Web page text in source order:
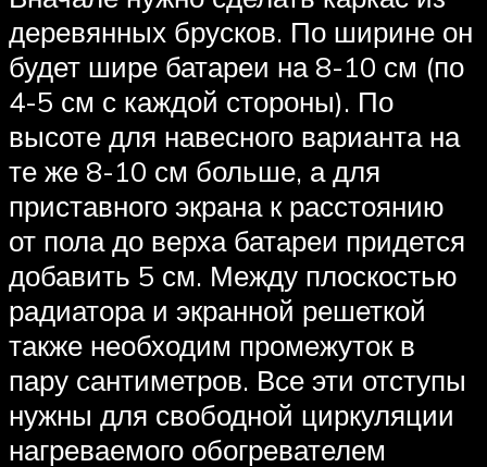
деревянных брусков. По ширине он
будет шире батареи на 8-10 см (по
4-5 см с каждой стороны). По
высоте для навесного варианта на
те же 8-10 см больше, а для
приставного экрана к расстоянию
от пола до верха батареи придется
добавить 5 см. Между плоскостью
радиатора и экранной решеткой
также необходим промежуток в
пару сантиметров. Все эти отступы
нужны для свободной циркуляции
нагреваемого обогревателем